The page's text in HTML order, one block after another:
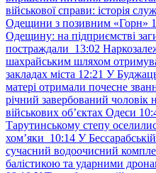
військової справи: історія
Одещини з позивним «Горн»
Одещину: на підприємстві
постраждали 13:02
шахрайським шляхом
закладах міста 12:21 У
матері отримали почесне
річний завербований чоловік
військових обʼєктах Одеси
Тарутинському степу
хом’яки 10:14 У
сучасний водоочисний
балістикою та ударними